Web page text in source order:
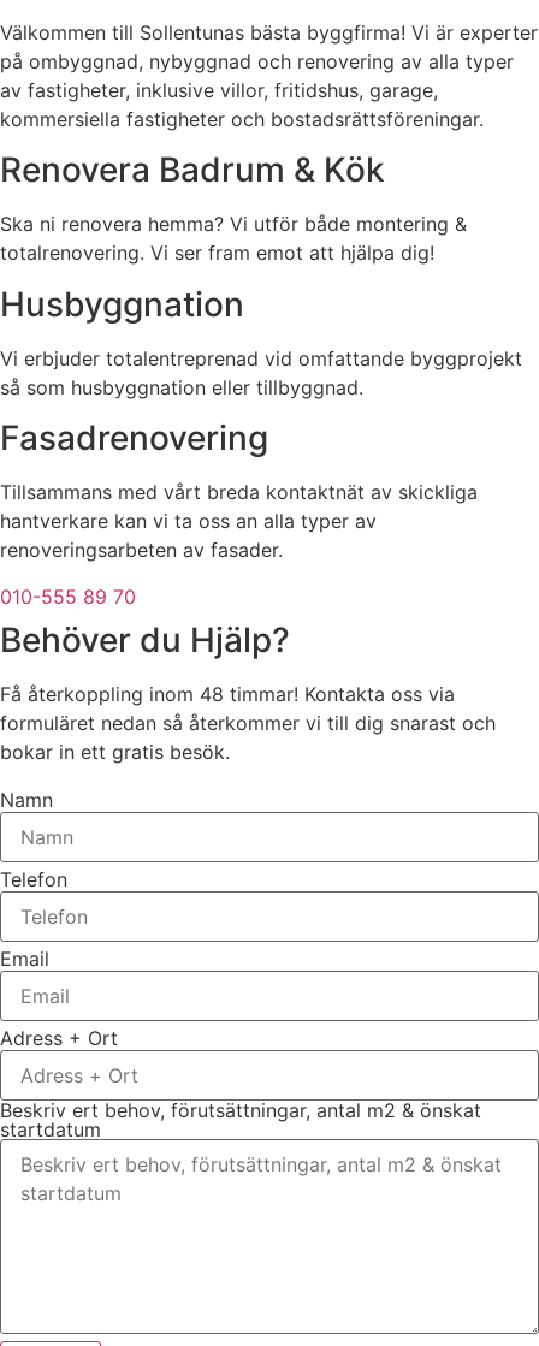
Välkommen till Sollentunas bästa byggfirma! Vi är experter
på ombyggnad, nybyggnad och renovering av alla typer
av fastigheter, inklusive villor, fritidshus, garage,
kommersiella fastigheter och bostadsrättsföreningar.
Renovera Badrum & Kök
Ska ni renovera hemma? Vi utför både montering &
totalrenovering. Vi ser fram emot att hjälpa dig!
Husbyggnation
Vi erbjuder totalentreprenad vid omfattande byggprojekt
så som husbyggnation eller tillbyggnad.
Fasadrenovering
Tillsammans med vårt breda kontaktnät av skickliga
hantverkare kan vi ta oss an alla typer av
renoveringsarbeten av fasader.
010-555 89 70
Behöver du Hjälp?
Få återkoppling inom 48 timmar! Kontakta oss via
formuläret nedan så återkommer vi till dig snarast och
bokar in ett gratis besök.
Namn
Telefon
Email
Adress + Ort
Beskriv ert behov, förutsättningar, antal m2 & önskat
startdatum